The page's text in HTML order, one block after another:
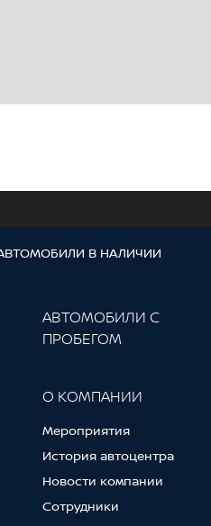
В НАЛИЧИИ
АВТОМОБИЛИ С
ПРОБЕГОМ
О КОМПАНИИ
Мероприятия
История автоцентра
Новости компании
Сотрудники